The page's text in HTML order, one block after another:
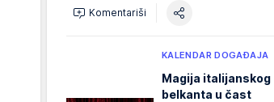
Komentariši
KALENDAR DOGAĐAJA
Magija italijanskog
belkanta u čast